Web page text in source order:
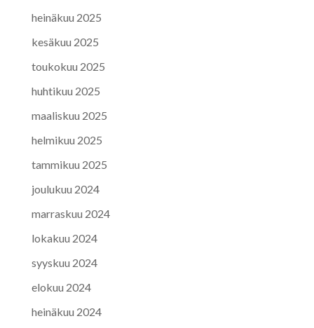
heinäkuu 2025
kesäkuu 2025
toukokuu 2025
huhtikuu 2025
maaliskuu 2025
helmikuu 2025
tammikuu 2025
joulukuu 2024
marraskuu 2024
lokakuu 2024
syyskuu 2024
elokuu 2024
heinäkuu 2024